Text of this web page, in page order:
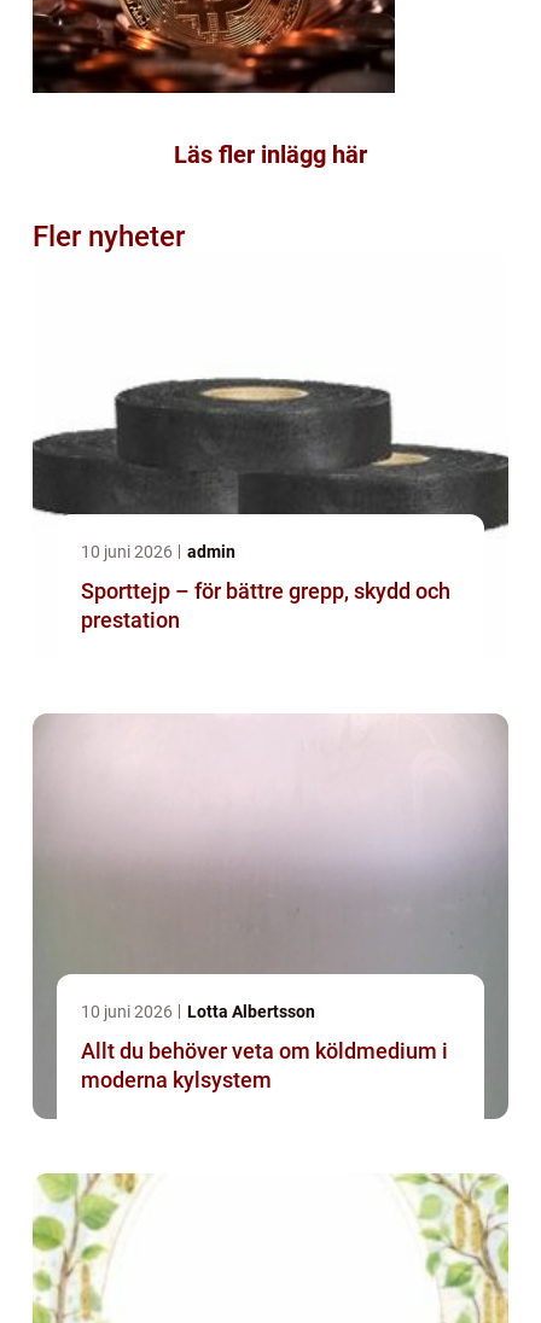
Läs fler inlägg här
Fler nyheter
10 juni 2026 admin
Sporttejp – för bättre grepp, skydd och
prestation
10 juni 2026 Lotta Albertsson
Allt du behöver veta om köldmedium i
moderna kylsystem